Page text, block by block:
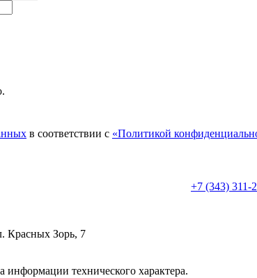
в соответствии с «Политикой
+7 (343) 311-
Красных Зорь, 7
технического характера.